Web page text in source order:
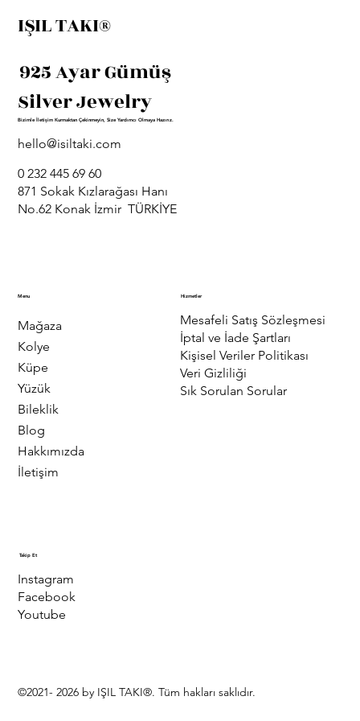
IŞIL TAKI®
925 Ayar Gümüş
Silver Jewelry
Bizimle İletişim Kurmaktan Çekinmeyin, Size Yardımcı Olmaya Hazırız.
hello@isiltaki.com
0 232 445 69 60
871 Sokak Kızlarağası Hanı
No.62 Konak İzmir TÜRKİYE
Menu
Mağaza
Kolye
Küpe
Yüzük
Bileklik
Blog
Hakkımızda
İletişim
Hizmetler
Mesafeli Satış Sözleşmesi
İptal ve İade Şartları
Kişisel Veriler Politikası
Veri Gizliliği
Sık Sorulan Sorular
Takip Et
Instagram
Facebook
Youtube
©2021- 2026 by IŞIL TAKI®. Tüm hakları saklıdır.